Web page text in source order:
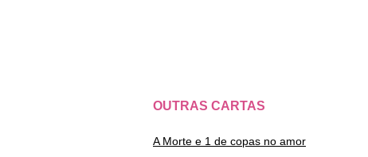
OUTRAS CARTAS
A Morte e 1 de copas no amor